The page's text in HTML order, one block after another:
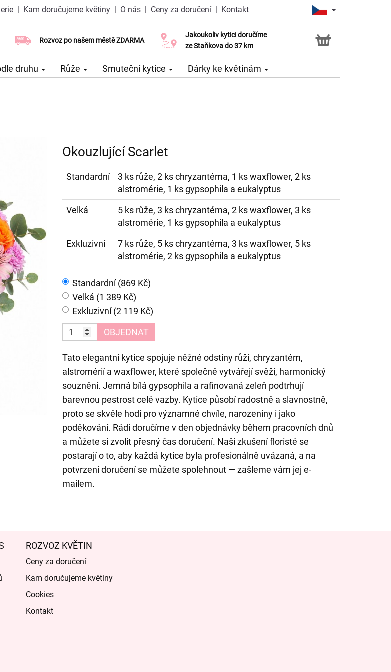
| Kam doručujeme květiny | O nás | Ceny za doručení | Kontakt
Rozvoz po našem městě ZDARMA
Doručujeme již v den objednávky
Možný výběr času a dne doručení
Jakoukoliv kytici doručíme
ze Staňkova do 37 km
Možnost vyzvednout v naší květince
druhu Růže Smuteční kytice Dárky ke květinám
Okouzlující Scarlet
Standardní
3 ks růže, 2 ks chryzantéma, 1 ks waxflower, 2 ks
alstromérie, 1 ks gypsophila a eukalyptus
Velká
5 ks růže, 3 ks chryzantéma, 2 ks waxflower, 3 ks
alstromérie, 1 ks gypsophila a eukalyptus
Exkluzivní
7 ks růže, 5 ks chryzantéma, 3 ks waxflower, 5 ks
alstromérie, 2 ks gypsophila a eukalyptus
Standardní (869 Kč)
Velká (1 389 Kč)
Exkluzivní (2 119 Kč)
OBJEDNAT
Tato elegantní kytice spojuje něžné odstíny růží, chryzantém,
alstromérií a waxflower, které společně vytvářejí svěží, harmonický
souznění. Jemná bílá gypsophila a rafinovaná zeleň podtrhují
barevnou pestrost celé vazby. Kytice působí radostně a slavnostně,
proto se skvěle hodí pro významné chvíle, narozeniny i jako
poděkování. Rádi doručíme v den objednávky během pracovních dnů
a můžete si zvolit přesný čas doručení. Naši zkušení floristé se
postarají o to, aby každá kytice byla profesionálně uvázaná, a na
potvrzení doručení se můžete spolehnout — zašleme vám jej e-
mailem.
ROZVOZ KVĚTIN
Ceny za doručení
Kam doručujeme květiny
Cookies
Kontakt